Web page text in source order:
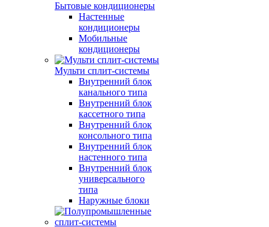
Бытовые кондиционеры
Настенные
кондиционеры
Мобильные
кондиционеры
Мульти сплит-системы
Внутренний блок
канального типа
Внутренний блок
кассетного типа
Внутренний блок
консольного типа
Внутренний блок
настенного типа
Внутренний блок
универсального
типа
Наружные блоки